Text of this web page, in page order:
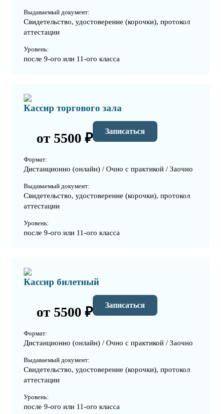
Выдаваемый документ:
Свидетельство, удостоверение (корочки), протокол
аттестации
Уровень:
после 9-ого или 11-ого класса
Кассир торгового зала
от 5500 ₽ Записаться
Формат:
Дистанционно (онлайн) / Очно с практикой / Заочно
Выдаваемый документ:
Свидетельство, удостоверение (корочки), протокол
аттестации
Уровень:
после 9-ого или 11-ого класса
Кассир билетный
от 5500 ₽ Записаться
Формат:
Дистанционно (онлайн) / Очно с практикой / Заочно
Выдаваемый документ:
Свидетельство, удостоверение (корочки), протокол
аттестации
Уровень:
после 9-ого или 11-ого класса